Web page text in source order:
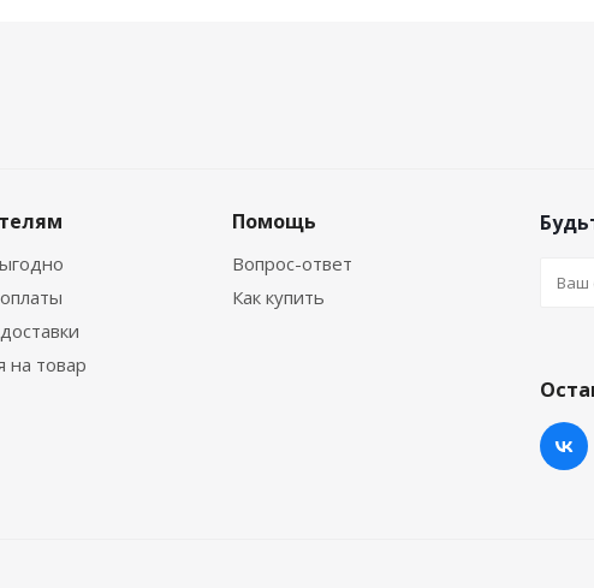
на товар
Помощь
Вопрос-ответ
Как купить